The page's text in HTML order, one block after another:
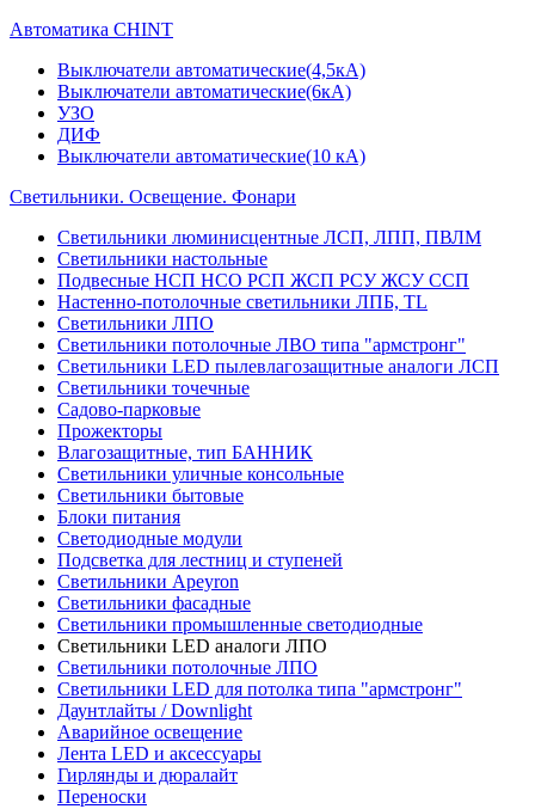
Автоматика CHINT
Выключатели автоматические(4,5кА)
Выключатели автоматические(6кА)
УЗО
ДИФ
Выключатели автоматические(10 кА)
Светильники. Освещение. Фонари
Светильники люминисцентные ЛСП, ЛПП, ПВЛМ
Светильники настольные
Подвесные НСП НСО РСП ЖСП РСУ ЖСУ ССП
Настенно-потолочные светильники ЛПБ, TL
Светильники ЛПО
Светильники потолочные ЛВО типа "армстронг"
Светильники LED пылевлагозащитные аналоги ЛСП
Светильники точечные
Садово-парковые
Прожекторы
Влагозащитные, тип БАННИК
Светильники уличные консольные
Светильники бытовые
Блоки питания
Светодиодные модули
Подсветка для лестниц и ступеней
Светильники Apeyron
Светильники фасадные
Светильники промышленные светодиодные
Светильники LED аналоги ЛПО
Светильники потолочные ЛПО
Светильники LED для потолка типа "армстронг"
Даунтлайты / Downlight
Аварийное освещение
Лента LED и аксессуары
Гирлянды и дюралайт
Переноски